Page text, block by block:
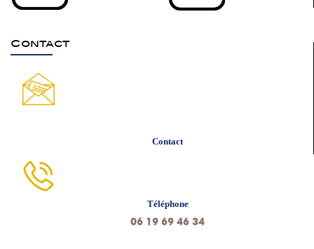
Contact
Contact
Téléphone
06 19 69 46 34